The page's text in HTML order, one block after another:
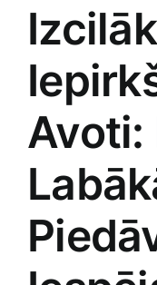
Avoti: